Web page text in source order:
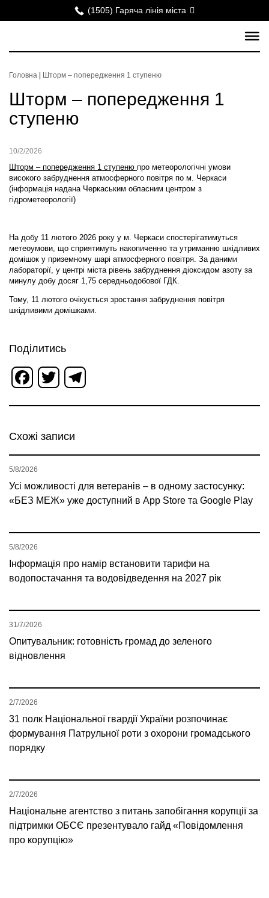
(1505) Гаряча лінія міста
Головна Шторм – попередження 1 ступеню
Шторм – попередження 1
ступеню
10/2/2026
Шторм – попередження 1 ступеню про метеорологічні умови
високого забруднення атмосферного повітря по м. Черкаси
(інформація надана Черкаським обласним центром з
гідрометеорології)
На добу 11 лютого 2026 року у м. Черкаси спостерігатимуться
метеоумови, що сприятимуть накопиченню та утриманню шкідливих
домішок у приземному шарі атмосферного повітря. За даними
лабораторії, у центрі міста рівень забруднення діоксидом азоту за
минулу добу досяг 1,75 середньодобової ГДК.
Тому, 11 лютого очікується зростання забруднення повітря
шкідливими домішками.
Поділитись
Facebook
Twitter
Схожі записи
Усі можливості для ветеранів – в одному застосунку:
«БЕЗ МЕЖ» уже доступний в App Store та Google Play
5/8/2026
Інформація про намір встановити тарифи на
водопостачання та водовідведення на 2027 рік
5/8/2026
Опитувальник: готовність громад до зеленого
відновлення
31/7/2026
31 полк Національної гвардії України розпочинає
формування Патрульної роти з охорони громадського
порядку
2/7/2026
Національне агентство з питань запобігання корупції за
підтримки ОБСЄ презентувало гайд «Повідомлення
про корупцію»
2/7/2026